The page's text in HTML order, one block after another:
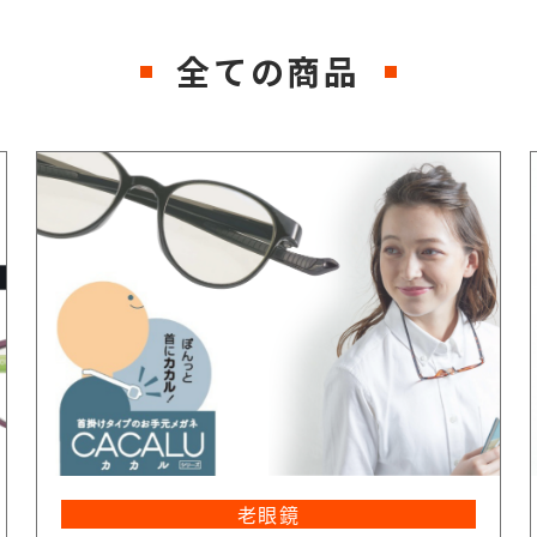
全ての商品
老眼鏡